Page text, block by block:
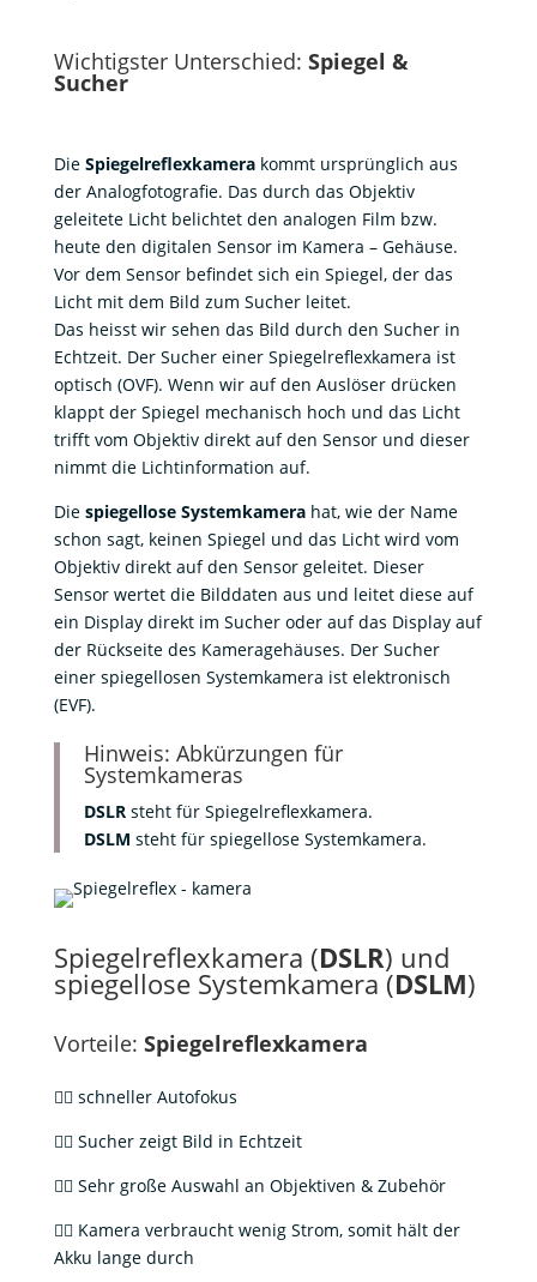
Wichtigster Unterschied: Spiegel &
Sucher
Die Spiegelreflexkamerakommt ursprünglich aus
der Analogfotografie. Das durch das Objektiv
geleitete Licht belichtet den analogen Film bzw.
heute den digitalen Sensor im Kamera – Gehäuse.
Vor dem Sensor befindet sich ein Spiegel, der das
Licht mit dem Bild zum Sucher leitet.
Das heisst wir sehen das Bild durch den Sucher in
Echtzeit. Der Sucher einer Spiegelreflexkamera ist
optisch (OVF). Wenn wir auf den Auslöser drücken
klappt der Spiegel mechanisch hoch und das Licht
trifft vom Objektiv direkt auf den Sensor und dieser
nimmt die Lichtinformation auf.
Die spiegellose Systemkamerahat, wie der Name
schon sagt, keinen Spiegel und das Licht wird vom
Objektiv direkt auf den Sensor geleitet. Dieser
Sensor wertet die Bilddaten aus und leitet diese auf
ein Display direkt im Sucher oder auf das Display auf
der Rückseite des Kameragehäuses. Der Sucher
einer spiegellosen Systemkamera ist elektronisch
(EVF).
Hinweis: Abkürzungen für
Systemkameras
DSLRsteht für Spiegelreflexkamera.
DSLM steht für spiegellose Systemkamera.
Spiegelreflexkamera (DSLR) und
spiegellose Systemkamera (DSLM)
Vorteile: Spiegelreflexkamera
👍🏻 schneller Autofokus
👍🏻 Sucher zeigt Bild in Echtzeit
👍🏻 Sehr große Auswahl an Objektiven & Zubehör
👍🏻 Kamera verbraucht wenig Strom, somit hält der
Akku lange durch